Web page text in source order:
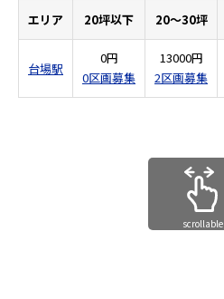
エリア 20坪以下 20～30坪
台場駅
0円
0区画募集
13000円
2区画募集
scrollable